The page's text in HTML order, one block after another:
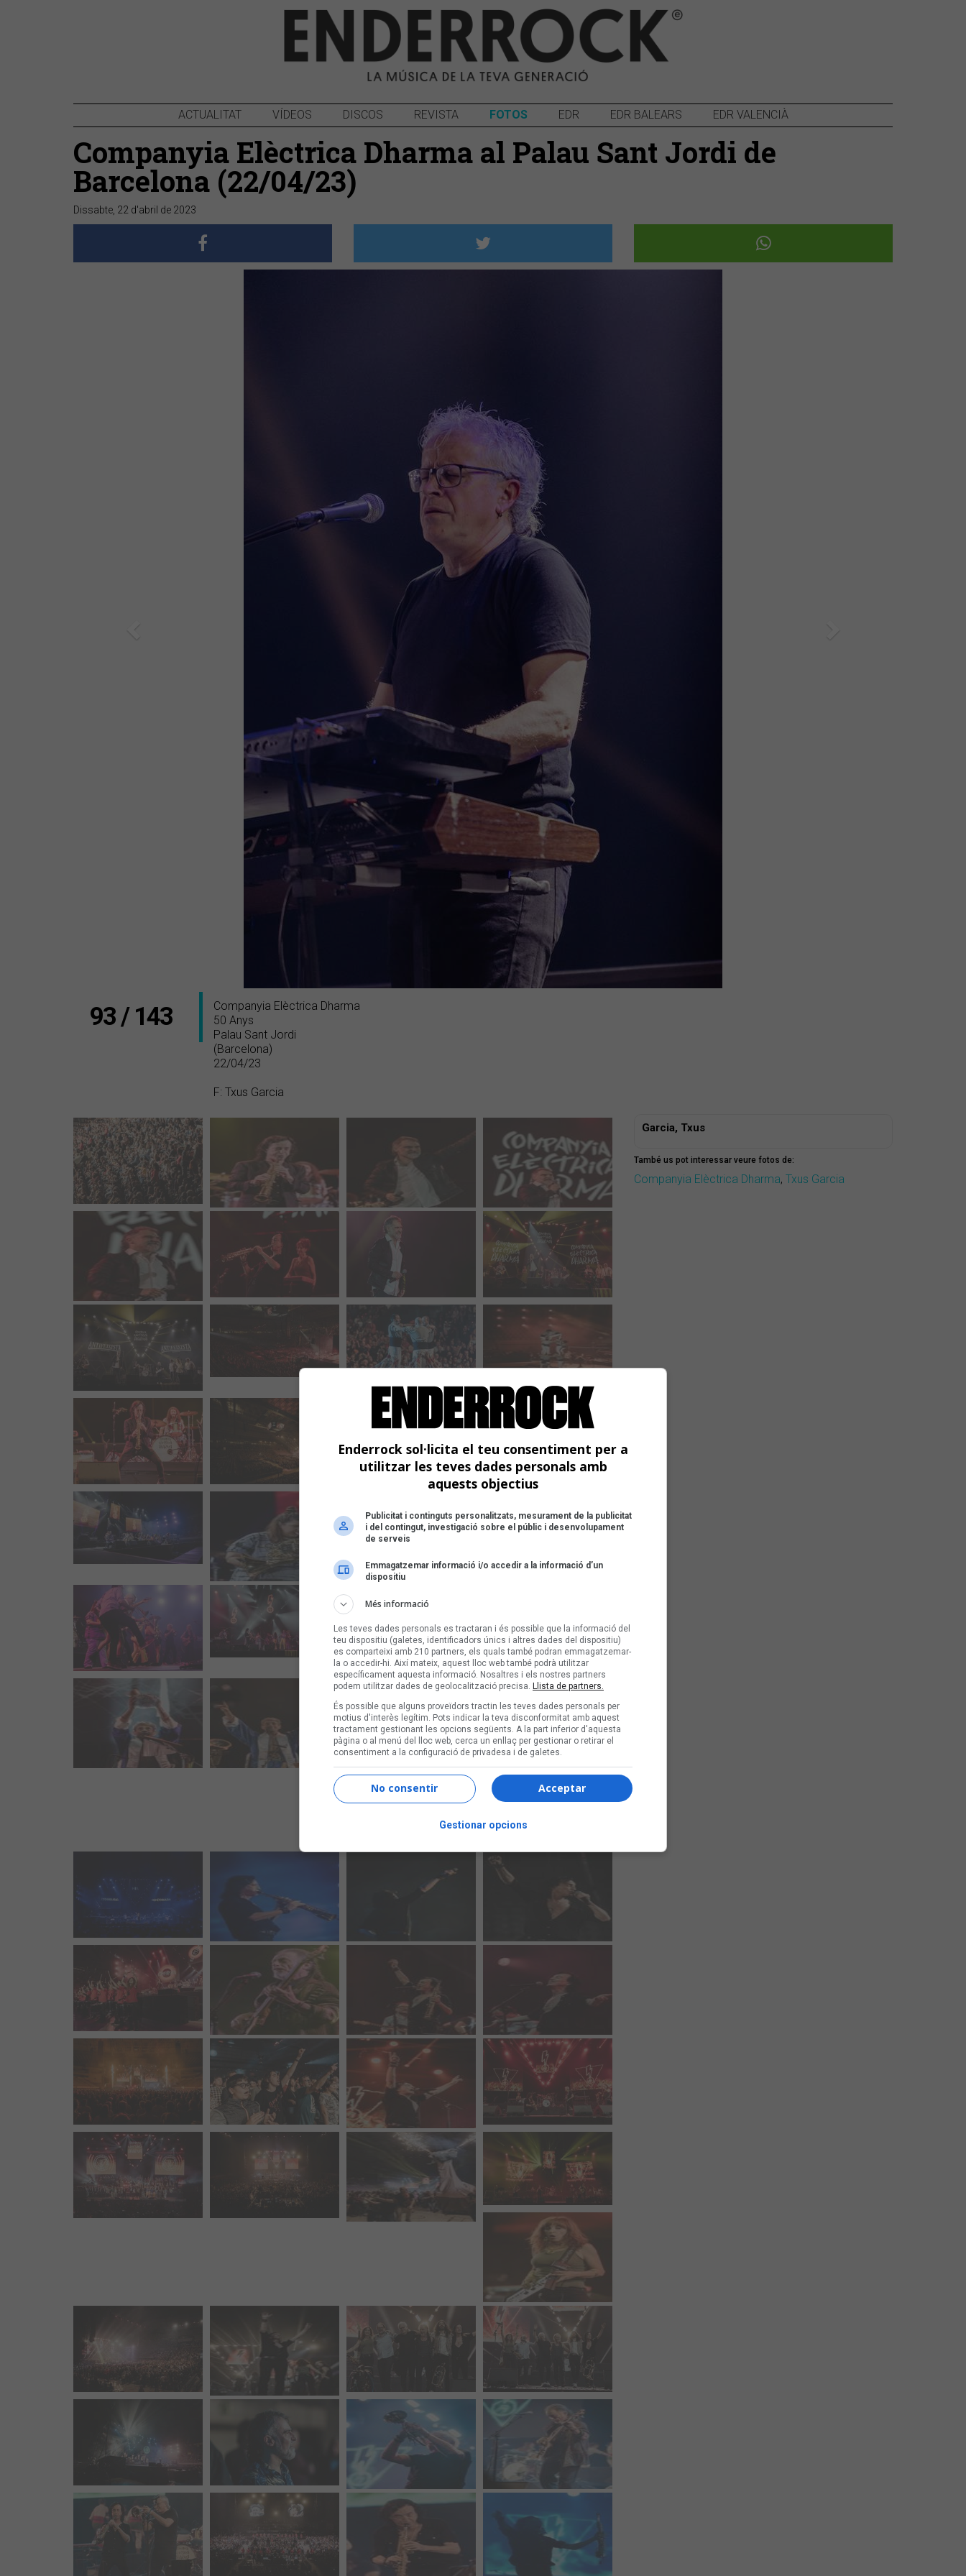
ACTUALITAT VÍDEOS DISCOS REVISTA FOTOS EDR EDR BALEARS EDR VALENCIÀ
Companyia Elèctrica Dharma al Palau Sant Jordi de
Barcelona (22/04/23)
Dissabte, 22 d'abril de 2023
93 / 143
Companyia Elèctrica Dharma
50 Anys
Palau Sant Jordi
(Barcelona)
22/04/23
F: Txus Garcia
Garcia, Txus
També us pot interessar veure fotos de:
Companyia Elèctrica Dharma, Txus Garcia
Enderrock sol·licita el teu consentiment per a
utilitzar les teves dades personals amb
aquests objectius
Publicitat i continguts personalitzats, mesurament de la publicitat
i del contingut, investigació sobre el públic i desenvolupament
de serveis
Emmagatzemar informació i/o accedir a la informació d’un
dispositiu
Més informació
Les teves dades personals es tractaran i és possible que la informació del
teu dispositiu (galetes, identificadors únics i altres dades del dispositiu)
es comparteixi amb 210 partners, els quals també podran emmagatzemar-
la o accedir-hi. Així mateix, aquest lloc web també podrà utilitzar
específicament aquesta informació. Nosaltres i els nostres partners
podem utilitzar dades de geolocalització precisa. Llista de partners.
És possible que alguns proveïdors tractin les teves dades personals per
motius d'interès legítim. Pots indicar la teva disconformitat amb aquest
tractament gestionant les opcions següents. A la part inferior d'aquesta
pàgina o al menú del lloc web, cerca un enllaç per gestionar o retirar el
consentiment a la configuració de privadesa i de galetes.
Acceptar
No consentir
Gestionar opcions